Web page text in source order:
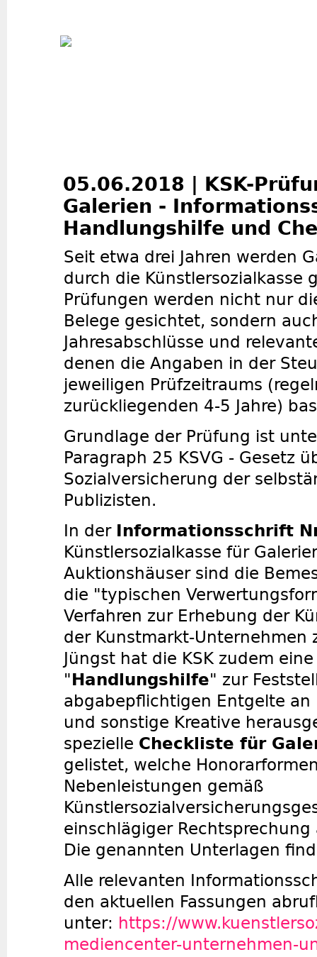
05.06.2018 | KSK-
Galerien -
Handlungshilfe und
Seit etwa drei Jahren werden
durch die Künstlersozialkasse
Prüfungen werden nicht nur
Belege gesichtet, sondern
Jahresabschlüsse und
denen die Angaben in der
jeweiligen Prüfzeitraums
zurückliegenden 4-5 Jahre)
Grundlage der Prüfung ist
Paragraph 25 KSVG - Gesetz
Sozialversicherung der
Publizisten.
In der Informationsschrift
Künstlersozialkasse für
Auktionshäuser sind die
die "typischen
Verfahren zur Erhebung der
der Kunstmarkt-Unternehmen
Jüngst hat die KSK zudem
"Handlungshilfe" zur
abgabepflichtigen Entgelte an
und sonstige Kreative
spezielle Checkliste für
gelistet, welche
Nebenleistungen gemäß
einschlägiger
Die genannten Unterlagen
Alle relevanten
den aktuellen Fassungen
unter: https://
mediencenter-unternehmen-